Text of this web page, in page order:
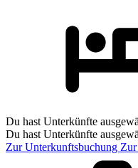
Du hast Unterkünfte
Du hast Unterkünfte
Zur Unterkunftsbuchung